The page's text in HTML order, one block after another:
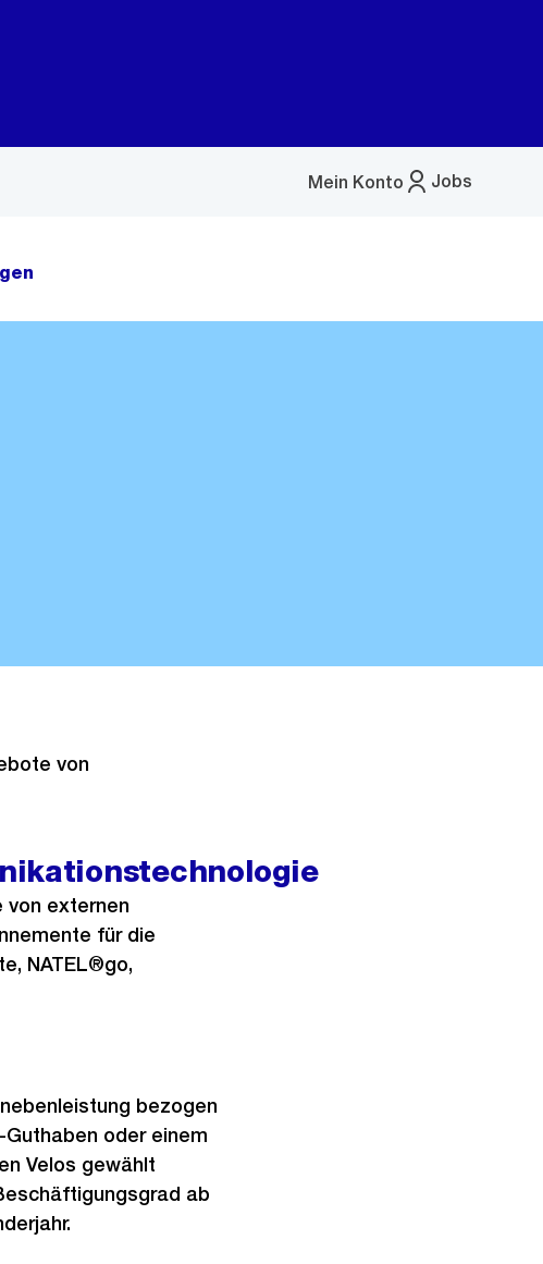
Jobs
Mein Konto
Menü
von
von externen
für die
NATEL®go,
bezogen
oder einem
Velos gewählt
ab